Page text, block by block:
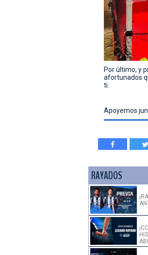
Por último, y
afortunados
ti.
Apoyemos
RAYADOS